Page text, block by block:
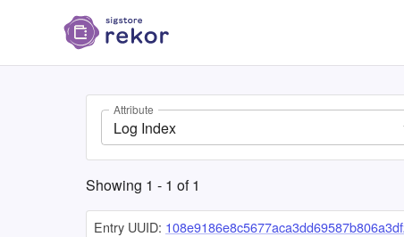
Attribute
Log Index
Showing 1 - 1 of1
Entry UUID: